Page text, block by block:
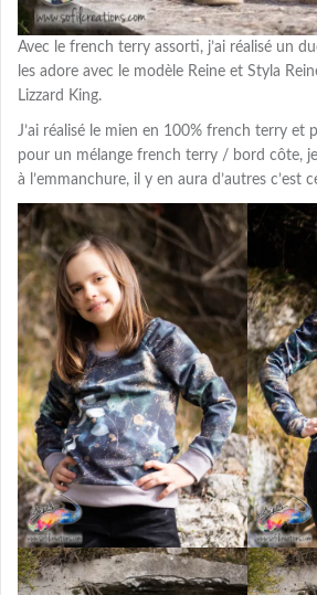
Avec le french terry assorti, j’ai réalisé un
les adore avec le modèle Reine et Styla
Lizzard King.
J’ai réalisé le mien en 100% french terry et
pour un mélange french terry / bord côte,
à l’emmanchure, il y en aura d’autres c’est